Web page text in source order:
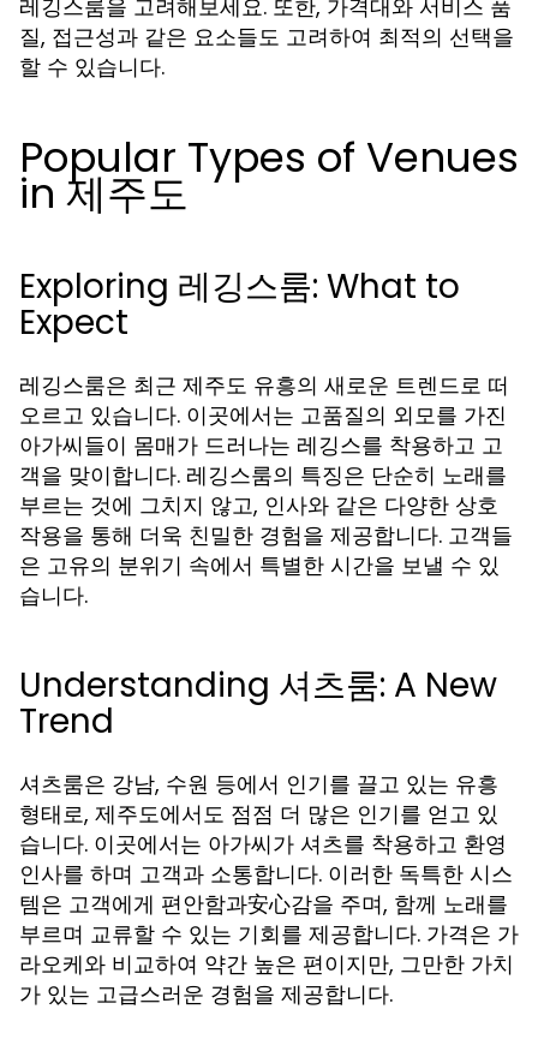
레깅스룸을 고려해보세요. 또한, 가격대와 서비스 품
질, 접근성과 같은 요소들도 고려하여 최적의 선택을
할 수 있습니다.
Popular Types of Venues
in 제주도
Exploring 레깅스룸: What to
Expect
레깅스룸은 최근 제주도 유흥의 새로운 트렌드로 떠
오르고 있습니다. 이곳에서는 고품질의 외모를 가진
아가씨들이 몸매가 드러나는 레깅스를 착용하고 고
객을 맞이합니다. 레깅스룸의 특징은 단순히 노래를
부르는 것에 그치지 않고, 인사와 같은 다양한 상호
작용을 통해 더욱 친밀한 경험을 제공합니다. 고객들
은 고유의 분위기 속에서 특별한 시간을 보낼 수 있
습니다.
Understanding 셔츠룸: A New
Trend
셔츠룸은 강남, 수원 등에서 인기를 끌고 있는 유흥
형태로, 제주도에서도 점점 더 많은 인기를 얻고 있
습니다. 이곳에서는 아가씨가 셔츠를 착용하고 환영
인사를 하며 고객과 소통합니다. 이러한 독특한 시스
템은 고객에게 편안함과安心감을 주며, 함께 노래를
부르며 교류할 수 있는 기회를 제공합니다. 가격은 가
라오케와 비교하여 약간 높은 편이지만, 그만한 가치
가 있는 고급스러운 경험을 제공합니다.